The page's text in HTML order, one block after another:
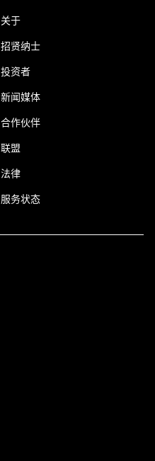
关于
招贤纳士
投资者
新闻媒体
合作伙伴
联盟
法律
服务状态